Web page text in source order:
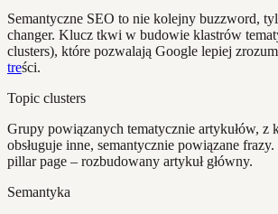
Semantyczne SEO to nie kolejny buzzword,
changer. Klucz tkwi w budowie klastrów
clusters), które pozwalają Google lepiej
treści.
Topic clusters
Grupy powiązanych tematycznie artykułów, z
obsługuje inne, semantycznie powiązane
pillar page – rozbudowany artykuł główny.
Semantyka